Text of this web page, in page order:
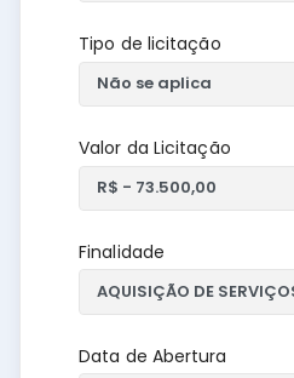
Tipo de licitação
Valor da Licitação
Finalidade
Data de Abertura